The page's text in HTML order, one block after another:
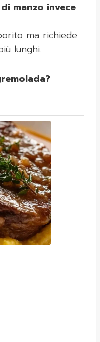
manzo invece
ma richiede
lunghi.